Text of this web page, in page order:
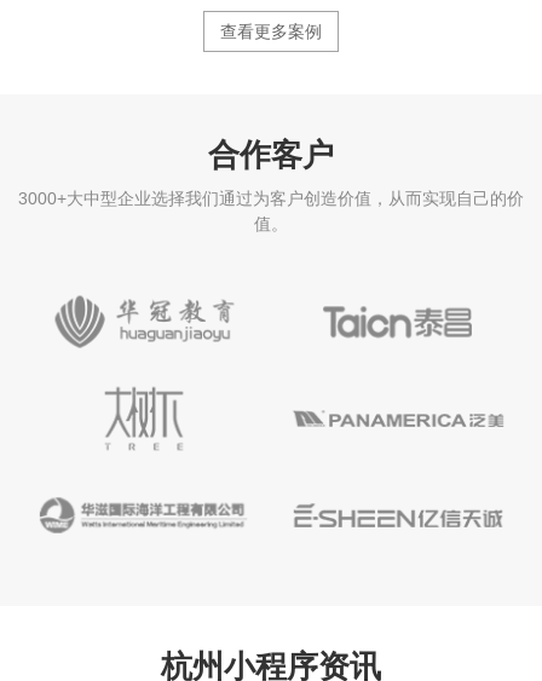
查看更多案例
合作客户
3000+大中型企业选择我们通过为客户创造价值，从而实现自己的价
值。
杭州小程序资讯